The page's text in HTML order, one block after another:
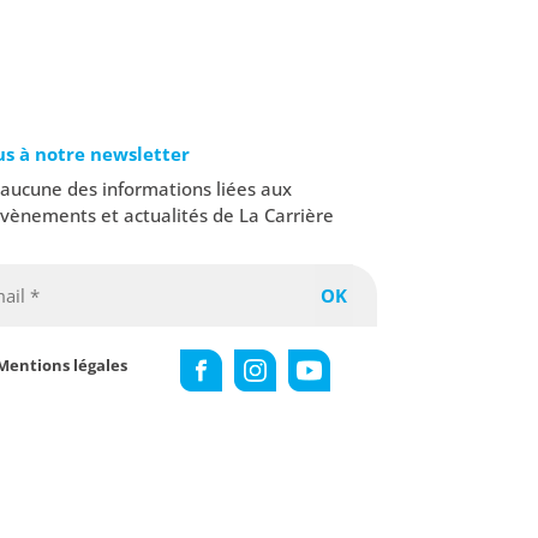
à notre newsletter
des informations liées aux
et actualités de La Carrière
légales